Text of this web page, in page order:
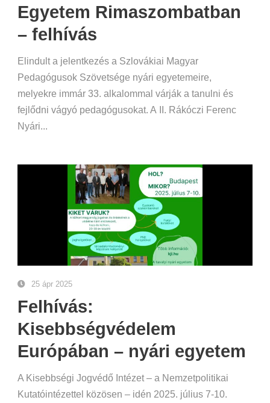
Egyetem Rimaszombatban
– felhívás
Elindult a jelentkezés a Szlovákiai Magyar
Pedagógusok Szövetsége nyári egyetemeire,
melyekre immár 33. alkalommal várják a tanulni és
fejlődni vágyó pedagógusokat. A II. Rákóczi Ferenc
Nyári...
25 ápr 2025
Felhívás:
Kisebbségvédelem
Európában – nyári egyetem
A Kisebbségi Jogvédő Intézet – a Nemzetpolitikai
Kutatóintézettel közösen – idén 2025. július 7-10.